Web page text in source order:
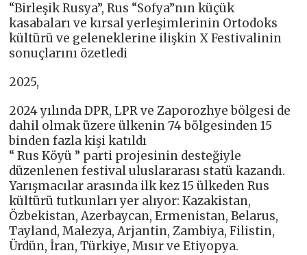
“Birleşik Rusya”, Rus “Sofya”nın küçük
kasabaları ve kırsal yerleşimlerinin Ortodoks
kültürü ve geleneklerine ilişkin X Festivalinin
sonuçlarını özetledi
2025,
2024 yılında DPR, LPR ve Zaporozhye bölgesi de
dahil olmak üzere ülkenin 74 bölgesinden 15
binden fazla kişi katıldı
“ Rus Köyü ” parti projesinin desteğiyle
düzenlenen festival uluslararası statü kazandı.
Yarışmacılar arasında ilk kez 15 ülkeden Rus
kültürü tutkunları yer alıyor: Kazakistan,
Özbekistan, Azerbaycan, Ermenistan, Belarus,
Tayland, Malezya, Arjantin, Zambiya, Filistin,
Ürdün, İran, Türkiye, Mısır ve Etiyopya.